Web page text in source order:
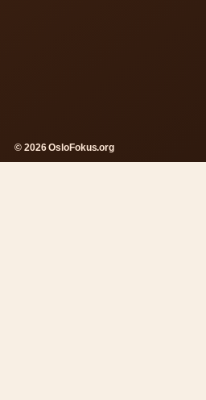
© 2026 OsloFokus.org